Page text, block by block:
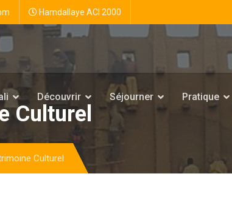
Hamdallaye ACI 2000
Découvrir Séjourner Pratique
Culturel
Culturel